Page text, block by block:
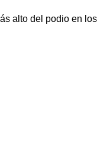
alto del podio en los